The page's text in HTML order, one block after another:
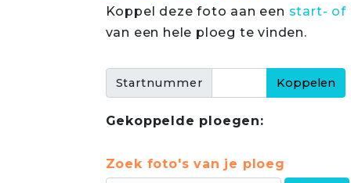
Koppel deze foto aan een start- of
van een hele ploeg te vinden.
Startnummer
Gekoppelde ploegen:
Zoek foto's van je ploeg